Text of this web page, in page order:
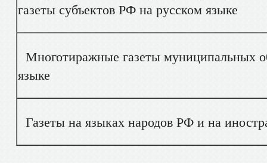
газеты субъектов РФ на русском языке
Многотиражные газеты муниципальных
языке
Газеты на языках народов РФ и на